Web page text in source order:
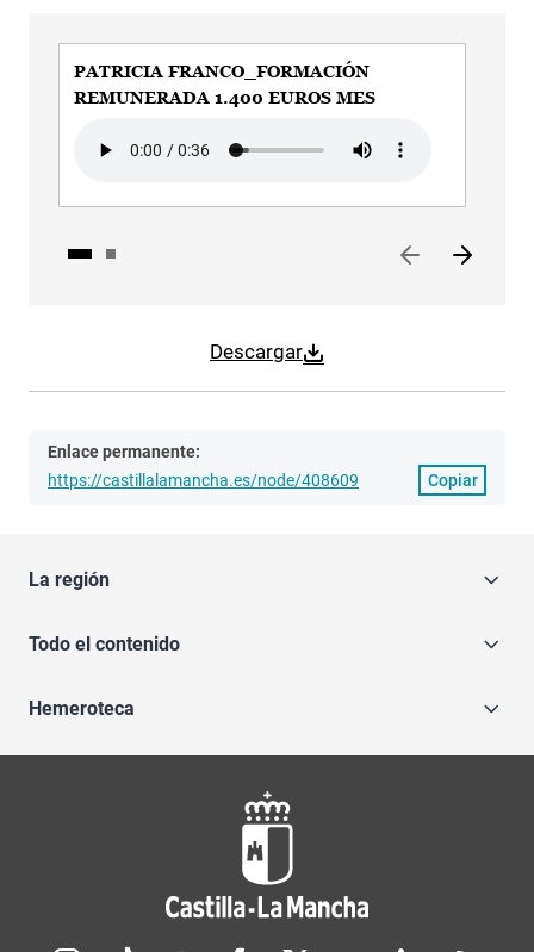
Descargar
PATRICIA FRANCO_FORMACIÓN
REMUNERADA 1.400 EUROS MES
Enlace permanente:
https://castillalamancha.es/node/408609
Copiar
La región
Todo el contenido
Hemeroteca